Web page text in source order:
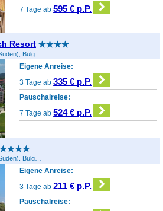
7 Tage ab595 € p.P.
Resort
Sonnenstrand, Burgas (Süden), Bulgarien
Eigene Anreise:
3 Tage ab335 € p.P.
Pauschalreise:
7 Tage ab524 € p.P.
Sonnenstrand, Burgas (Süden), Bulgarien
Eigene Anreise:
3 Tage ab211 € p.P.
Pauschalreise: